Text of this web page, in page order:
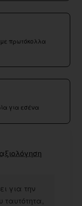
πρωτόκολλα
για εσένα
για την